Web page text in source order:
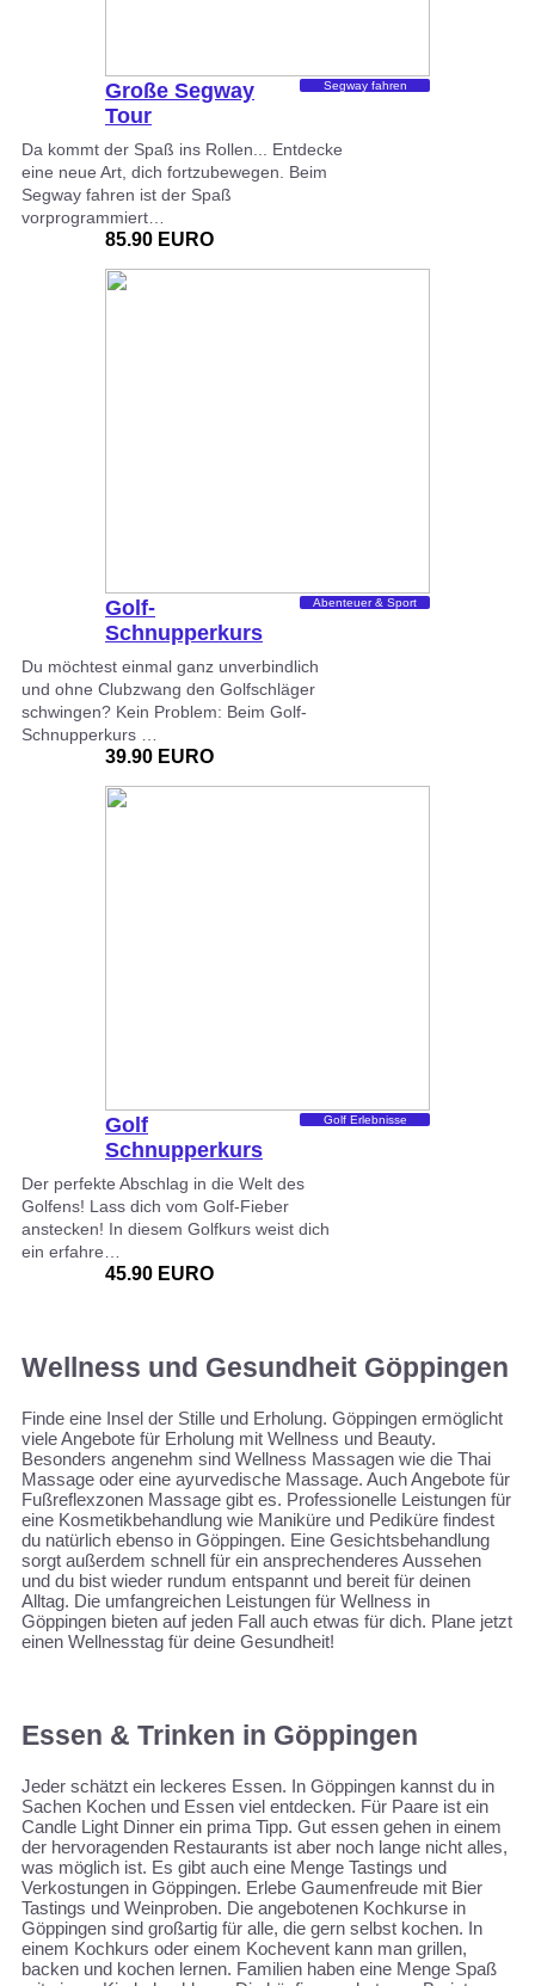
Große Segway
Tour
Segway fahren
Da kommt der Spaß ins Rollen... Entdecke
eine neue Art, dich fortzubewegen. Beim
Segway fahren ist der Spaß
vorprogrammiert…
85.90 EURO
Golf-
Schnupperkurs
Göppingen
Abenteuer & Sport
Du möchtest einmal ganz unverbindlich
und ohne Clubzwang den Golfschläger
schwingen? Kein Problem: Beim Golf-
Schnupperkurs …
39.90 EURO
Golf
Schnupperkurs
Golf Erlebnisse
Der perfekte Abschlag in die Welt des
Golfens! Lass dich vom Golf-Fieber
anstecken! In diesem Golfkurs weist dich
ein erfahre…
45.90 EURO
Wellness und Gesundheit Göppingen
Finde eine Insel der Stille und Erholung. Göppingen ermöglicht
viele Angebote für Erholung mit Wellness und Beauty.
Besonders angenehm sind Wellness Massagen wie die Thai
Massage oder eine ayurvedische Massage. Auch Angebote für
Fußreflexzonen Massage gibt es. Professionelle Leistungen für
eine Kosmetikbehandlung wie Maniküre und Pediküre findest
du natürlich ebenso in Göppingen. Eine Gesichtsbehandlung
sorgt außerdem schnell für ein ansprechenderes Aussehen
und du bist wieder rundum entspannt und bereit für deinen
Alltag. Die umfangreichen Leistungen für Wellness in
Göppingen bieten auf jeden Fall auch etwas für dich. Plane jetzt
einen Wellnesstag für deine Gesundheit!
Essen & Trinken in Göppingen
Jeder schätzt ein leckeres Essen. In Göppingen kannst du in
Sachen Kochen und Essen viel entdecken. Für Paare ist ein
Candle Light Dinner ein prima Tipp. Gut essen gehen in einem
der hervoragenden Restaurants ist aber noch lange nicht alles,
was möglich ist. Es gibt auch eine Menge Tastings und
Verkostungen in Göppingen. Erlebe Gaumenfreude mit Bier
Tastings und Weinproben. Die angebotenen Kochkurse in
Göppingen sind großartig für alle, die gern selbst kochen. In
einem Kochkurs oder einem Kochevent kann man grillen,
backen und kochen lernen. Familien haben eine Menge Spaß